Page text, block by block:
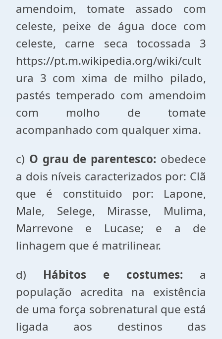
amendoim, tomate assado com
celeste, peixe de água doce com
celeste, carne seca tocossada 3
https://pt.m.wikipedia.org/wiki/cult
ura 3 com xima de milho pilado,
pastés temperado com amendoim
com molho de tomate
acompanhado com qualquer xima.
c) O grau de parentesco: obedece
a dois níveis caracterizados por: Clã
que é constituido por: Lapone,
Male, Selege, Mirasse, Mulima,
Marrevone e Lucase; e a de
linhagem que é matrilinear.
d) Hábitos e costumes: a
população acredita na existência
de uma força sobrenatural que está
ligada aos destinos das